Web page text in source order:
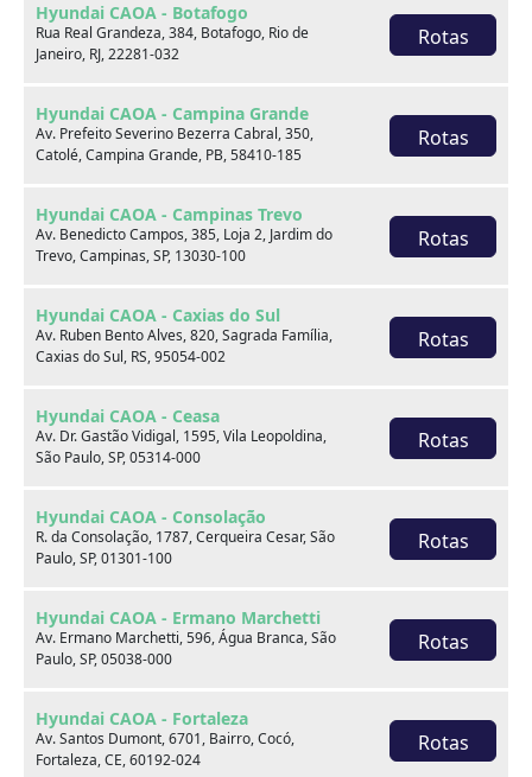
Hyundai CAOA - Botafogo
Rua Real Grandeza, 384, Botafogo, Rio de
Janeiro, RJ, 22281-032
Rotas
Hyundai CAOA - Campina Grande
Av. Prefeito Severino Bezerra Cabral, 350,
Catolé, Campina Grande, PB, 58410-185
Rotas
Hyundai CAOA - Campinas Trevo
Av. Benedicto Campos, 385, Loja 2, Jardim do
Trevo, Campinas, SP, 13030-100
Rotas
Hyundai CAOA - Caxias do Sul
Av. Ruben Bento Alves, 820, Sagrada Família,
Caxias do Sul, RS, 95054-002
Rotas
Hyundai CAOA - Ceasa
Av. Dr. Gastão Vidigal, 1595, Vila Leopoldina,
São Paulo, SP, 05314-000
Rotas
Hyundai CAOA - Consolação
R. da Consolação, 1787, Cerqueira Cesar, São
Paulo, SP, 01301-100
Rotas
Hyundai CAOA - Ermano Marchetti
Av. Ermano Marchetti, 596, Água Branca, São
Paulo, SP, 05038-000
Rotas
Hyundai CAOA - Fortaleza
Av. Santos Dumont, 6701, Bairro, Cocó,
Fortaleza, CE, 60192-024
Rotas
Consórcio
CAOA Changan | A21 - Tatuapé
CAOA Changan | A21 - Tatuapé
Rua Serra do Japi, 1275 Tatuapé, São Paulo, SP, 03309-
001